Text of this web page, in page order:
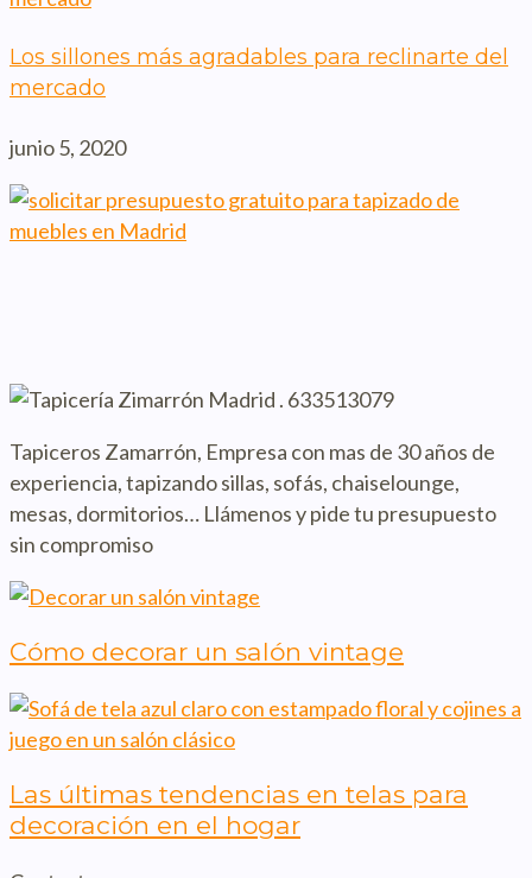
Los sillones más agradables para reclinarte del
mercado
junio 5, 2020
Tapiceros Zamarrón, Empresa con mas de 30 años de
experiencia, tapizando sillas, sofás, chaiselounge,
mesas, dormitorios… Llámenos y pide tu presupuesto
sin compromiso
Cómo decorar un salón vintage
Las últimas tendencias en telas para
decoración en el hogar